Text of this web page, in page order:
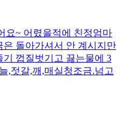
요~ 어렸을적에 친정엄마
돌아가셔서 안 계시지만
껍질벗기고 끓는물에 3
,젓갈,깨,매실청조금.넘고